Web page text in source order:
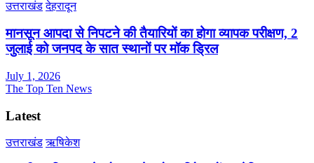
उत्तराखंड देहरादून
मानसून आपदा से निपटने की तैयारियों का होगा व्यापक परीक्षण, 2
जुलाई को जनपद के सात स्थानों पर मॉक ड्रिल
July 1, 2026
The Top Ten News
Latest
उत्तराखंड ऋषिकेश